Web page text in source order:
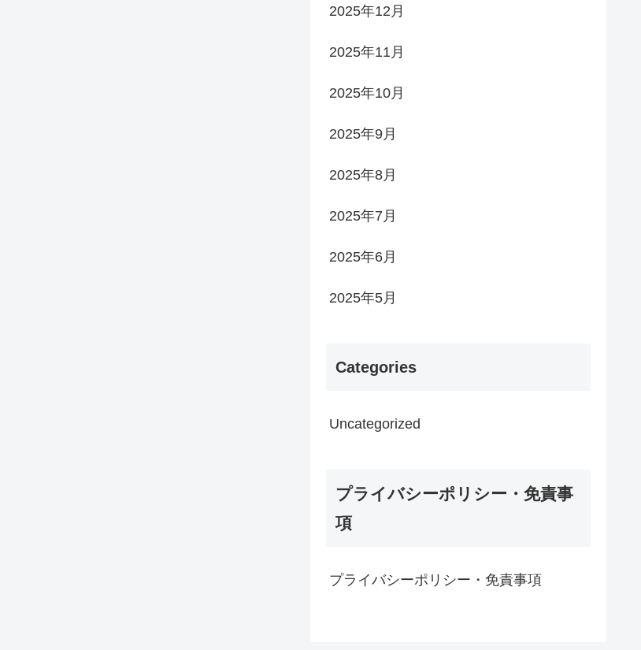
2025年12月
2025年11月
2025年10月
2025年9月
2025年8月
2025年7月
2025年6月
2025年5月
Categories
Uncategorized
プライバシーポリシー・免責事
項
プライバシーポリシー・免責事項